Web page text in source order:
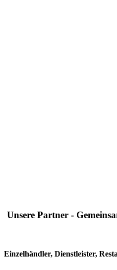
Unsere Partner -
Einzelhändler, Dienstleister,